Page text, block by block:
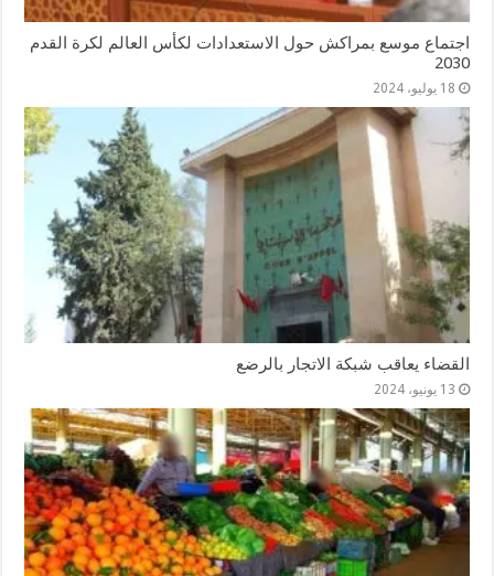
اجتماع موسع بمراكش حول الاستعدادات لكأس العالم لكرة القدم
2030
18 يوليو، 2024
القضاء يعاقب شبكة الاتجار بالرضع
13 يونيو، 2024